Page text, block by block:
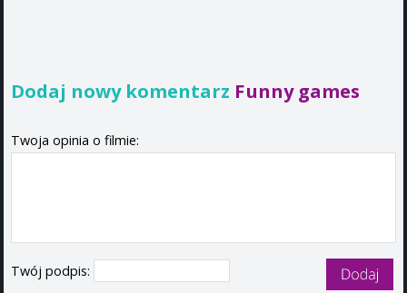
Dodaj nowy komentarz Funny games
Twoja opinia o filmie:
Twój podpis: